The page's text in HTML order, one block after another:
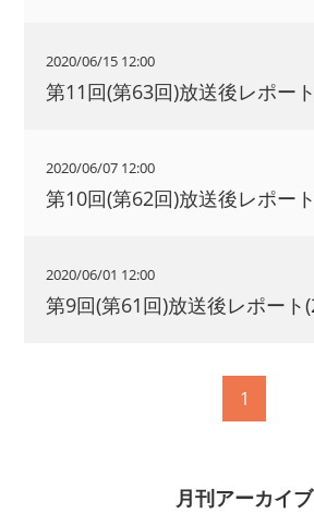
2020/06/15 12:00
第11回(第63回)放送後レポー
2020/06/07 12:00
第10回(第62回)放送後レポー
2020/06/01 12:00
第9回(第61回)放送後レポート
1
月刊アーカイブ